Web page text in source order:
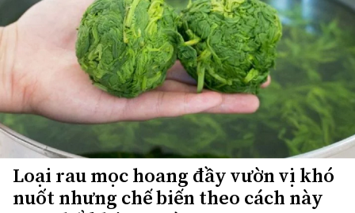
Loại rau mọc hoang đầy vườn vị khó
nuốt nhưng chế biến theo cách này